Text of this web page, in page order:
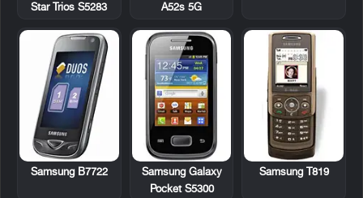
A52s 5G
Star Trios S5283
Samsung T819
Samsung Galaxy
Pocket S5300
Samsung B7722